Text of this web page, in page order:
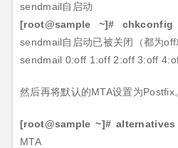
sendmail自启动
[root@sample ~]#
sendmail自启动已被关闭（都为off
sendmail 0:off 1:off 2:off 3:off
然后再将默认的MTA设置为Postfix
[root@sample ~]#
MTA